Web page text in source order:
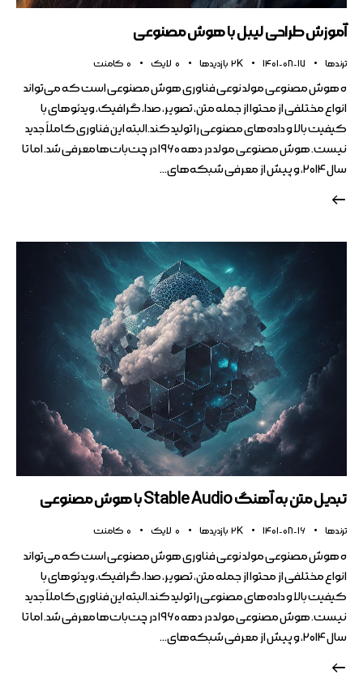
آموزش طراحی لیبل با هوش مصنوعی
ترندها 1401-08-17
2K بازدیدها 0 لایک 0 کامنت
ه هوش مصنوعی مولد نوعی فناوری هوش مصنوعی است که می‌تواند
انواع مختلفی از محتوا از جمله متن، تصویر، صدا، گرافیک، ویدئوهای با
کیفیت بالا و داده‌های مصنوعی را تولید کند.البته این فناوری کاملاً جدید
نیست. هوش مصنوعی مولد در دهه ۱۹۶۰ در چت‌بات‌ها معرفی شد. اما تا
سال ۲۰۱۴، و پیش از معرفی شبکه‌های…
تبدیل متن به آهنگ Stable Audio با هوش مصنوعی
ترندها 1401-08-16
2K بازدیدها 0 لایک 0 کامنت
ه هوش مصنوعی مولد نوعی فناوری هوش مصنوعی است که می‌تواند
انواع مختلفی از محتوا از جمله متن، تصویر، صدا، گرافیک، ویدئوهای با
کیفیت بالا و داده‌های مصنوعی را تولید کند.البته این فناوری کاملاً جدید
نیست. هوش مصنوعی مولد در دهه ۱۹۶۰ در چت‌بات‌ها معرفی شد. اما تا
سال ۲۰۱۴، و پیش از معرفی شبکه‌های…